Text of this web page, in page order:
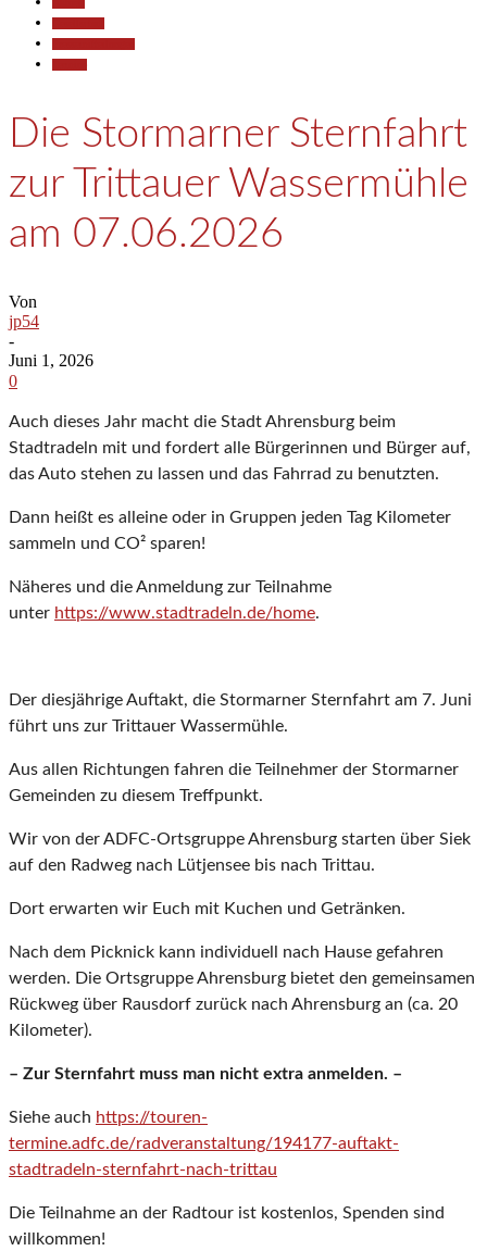
Die Stormarner Sternfahrt
zur Trittauer Wassermühle
am 07.06.2026
Von
jp54
-
Juni 1, 2026
0
Auch dieses Jahr macht die Stadt Ahrensburg beim
Stadtradeln mit und fordert alle Bürgerinnen und Bürger auf,
das Auto stehen zu lassen und das Fahrrad zu benutzten.
Dann heißt es alleine oder in Gruppen jeden Tag Kilometer
sammeln und CO² sparen!
Näheres und die Anmeldung zur Teilnahme
unter https://www.stadtradeln.de/home.
Der diesjährige Auftakt, die Stormarner Sternfahrt am 7. Juni
führt uns zur Trittauer Wassermühle.
Aus allen Richtungen fahren die Teilnehmer der Stormarner
Gemeinden zu diesem Treffpunkt.
Wir von der ADFC-Ortsgruppe Ahrensburg starten über Siek
auf den Radweg nach Lütjensee bis nach Trittau.
Dort erwarten wir Euch mit Kuchen und Getränken.
Nach dem Picknick kann individuell nach Hause gefahren
werden. Die Ortsgruppe Ahrensburg bietet den gemeinsamen
Rückweg über Rausdorf zurück nach Ahrensburg an (ca. 20
Kilometer).
– Zur Sternfahrt muss man nicht extra anmelden. –
Siehe auch https://touren-
termine.adfc.de/radveranstaltung/194177-auftakt-
stadtradeln-sternfahrt-nach-trittau
Die Teilnahme an der Radtour ist kostenlos, Spenden sind
willkommen!